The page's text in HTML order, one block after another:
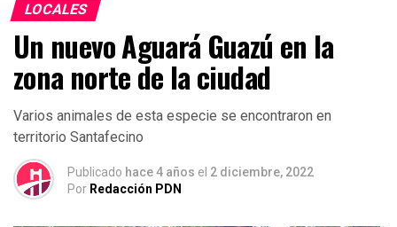
LOCALES
Un nuevo Aguará Guazú en la
zona norte de la ciudad
Varios animales de esta especie se encontraron en
territorio Santafecino
Publicado hace 4 años el 2 diciembre, 2022
Por Redacción PDN